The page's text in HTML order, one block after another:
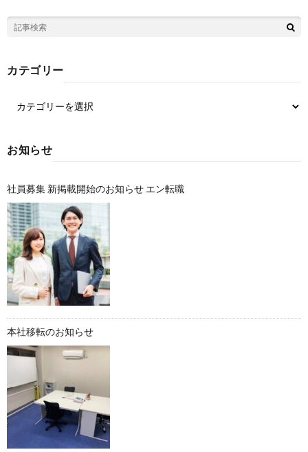
カテゴリー
お知らせ
社員募集 新掲載開始のお知らせ エン転職
本社移転のお知らせ